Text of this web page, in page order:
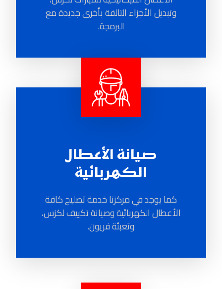
وتبديل الأجزاء التالفة بأخرى جديدة مع
البرمجة.
صيانة الأعطال
الكهربائية
كما يوجد في مركزنا خدمة تصليح كافة
الأعطال الكهربائية وصيانة تكييف لكزس،
وتعبئة فريون.